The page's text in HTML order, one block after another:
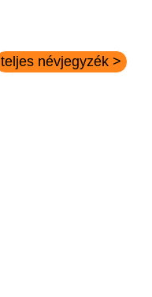
teljes névjegyzék >